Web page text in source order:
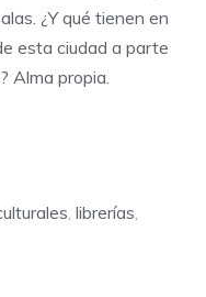
¿Y qué tienen en
esta ciudad a parte
Alma propia.
, librerías,